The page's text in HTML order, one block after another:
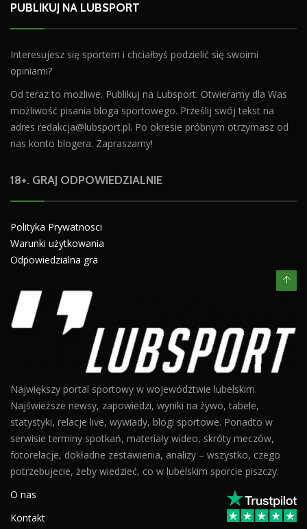
PUBLIKUJ NA LUBSPORT
Interesujesz się sportem i chciałbyś podzielić się swoimi
opiniami?
Od teraz to możliwe. Publikuj na Lubsport. Otwieramy dla Was
możliwość pisania bloga sportowego. Prześlij swój tekst na
adres redakcja@lubsport.pl. Po okresie próbnym otrzymasz od
nas konto blogera. Zapraszamy!
18+. GRAJ ODPOWIEDZIALNIE
Polityka Prywatnosci
Warunki użytkowania
Odpowiedzialna gra
Największy portal sportowy w województwie lubelskim.
Najświeższe newsy, zapowiedzi, wyniki na żywo, tabele,
statystyki, relacje live, wywiady, blogi sportowe. Ponadto w
serwisie terminy spotkań, materiały wideo, skróty meczów,
fotorelacje, dokładne zestawienia, analizy – wszystko, czego
potrzebujecie, żeby wiedzieć, co w lubelskim sporcie piszczy.
O nas
Kontakt